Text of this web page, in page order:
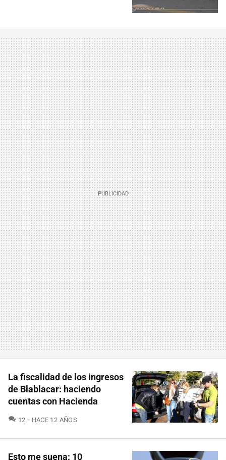
La fiscalidad de los ingresos
de Blablacar: haciendo
cuentas con Hacienda
12 COMENTARIOS
HACE 12 AÑOS
Esto me suena: 10